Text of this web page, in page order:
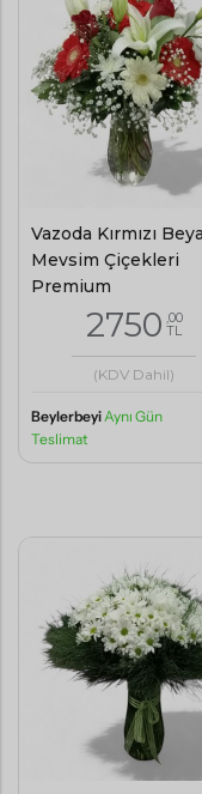
Vazoda Kırmızı
Mevsim Çiçekleri
Premium
2750 ,00
TL
(KDV Dahil)
BeylerbeyiAynı Gün
Teslimat